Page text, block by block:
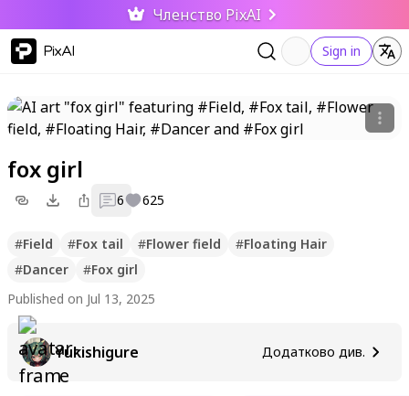
Членство PixAI
PixAI Sign in
fox girl
6 625
#Field #Fox tail #Flower field #Floating Hair
#Dancer #Fox girl
Published on Jul 13, 2025
Yukishigure Додатково див.